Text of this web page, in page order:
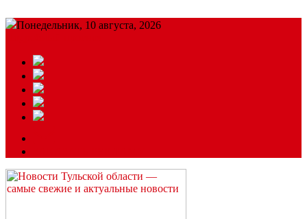
Понедельник, 10 августа, 2026